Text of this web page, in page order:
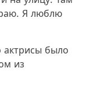
Я люблю
актрисы было
из